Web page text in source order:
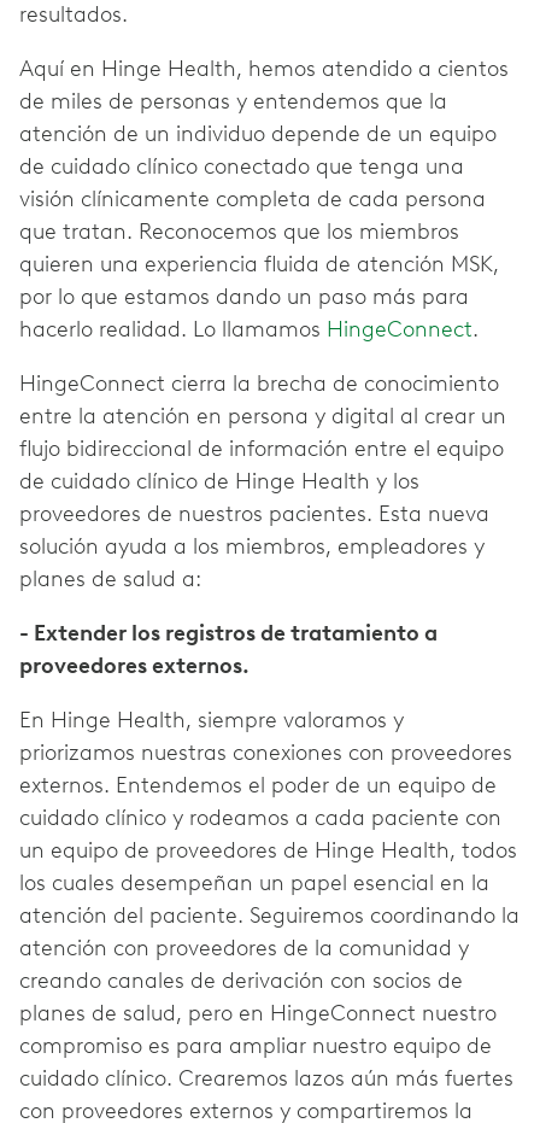
resultados.
Aquí en Hinge Health, hemos atendido a cientos
de miles de personas y entendemos que la
atención de un individuo depende de un equipo
de cuidado clínico conectado que tenga una
visión clínicamente completa de cada persona
que tratan. Reconocemos que los miembros
quieren una experiencia fluida de atención MSK,
por lo que estamos dando un paso más para
hacerlo realidad. Lo llamamos HingeConnect.
HingeConnect cierra la brecha de conocimiento
entre la atención en persona y digital al crear un
flujo bidireccional de información entre el equipo
de cuidado clínico de Hinge Health y los
proveedores de nuestros pacientes. Esta nueva
solución ayuda a los miembros, empleadores y
planes de salud a:
- Extender los registros de tratamiento a
proveedores externos.
En Hinge Health, siempre valoramos y
priorizamos nuestras conexiones con proveedores
externos. Entendemos el poder de un equipo de
cuidado clínico y rodeamos a cada paciente con
un equipo de proveedores de Hinge Health, todos
los cuales desempeñan un papel esencial en la
atención del paciente. Seguiremos coordinando la
atención con proveedores de la comunidad y
creando canales de derivación con socios de
planes de salud, pero en HingeConnect nuestro
compromiso es para ampliar nuestro equipo de
cuidado clínico. Crearemos lazos aún más fuertes
con proveedores externos y compartiremos la